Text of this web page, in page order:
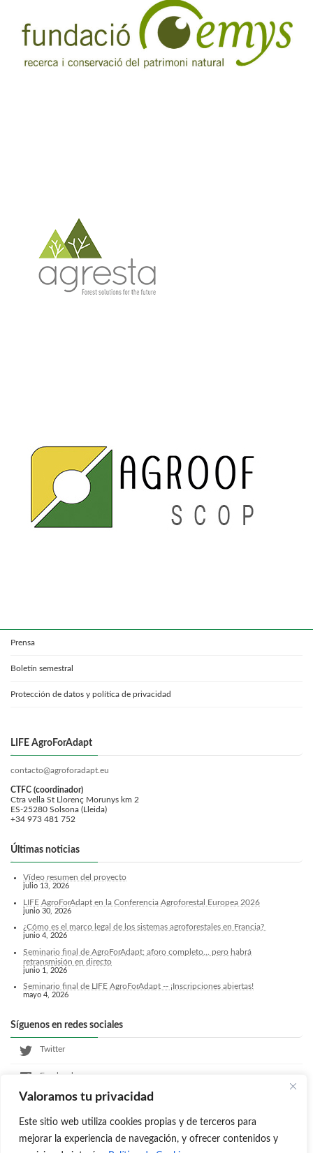
Valoramos tu privacidad
Este sitio web utiliza cookies propias y de terceros para
mejorar la experiencia de navegación, y ofrecer contenidos y
Prensa
Boletín semestral
Protección de datos y política de privacidad
LIFE AgroForAdapt
contacto@agroforadapt.eu
CTFC (coordinador)
Ctra vella St Llorenç Morunys km 2
ES-25280 Solsona (Lleida)
+34 973 481 752
Últimas noticias
Vídeo resumen del proyecto
julio 13, 2026
LIFE AgroForAdapt en la Conferencia Agroforestal Europea 2026
junio 30, 2026
¿Cómo es el marco legal de los sistemas agroforestales en Francia?
junio 4, 2026
Seminario final de AgroForAdapt: aforo completo... pero habrá
retransmisión en directo
junio 1, 2026
Seminario final de LIFE AgroForAdapt -- ¡Inscripciones abiertas!
mayo 4, 2026
Síguenos en redes sociales
Twitter
Facebook
LinkedIn
Instagram